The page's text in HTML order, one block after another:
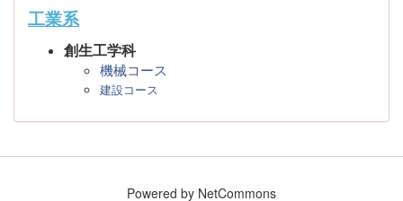
工業系
創生工学科
機械コース
建設コース
Powered by NetCommons